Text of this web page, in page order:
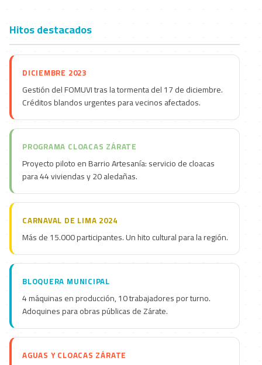
Hitos destacados
DICIEMBRE 2023
Gestión del FOMUVI tras la tormenta del 17 de diciembre.
Créditos blandos urgentes para vecinos afectados.
PROGRAMA CLOACAS ZÁRATE
Proyecto piloto en Barrio Artesanía: servicio de cloacas
para 44 viviendas y 20 aledañas.
CARNAVAL DE LIMA 2024
Más de 15.000 participantes. Un hito cultural para la región.
BLOQUERA MUNICIPAL
4 máquinas en producción, 10 trabajadores por turno.
Adoquines para obras públicas de Zárate.
AGUAS Y CLOACAS ZÁRATE